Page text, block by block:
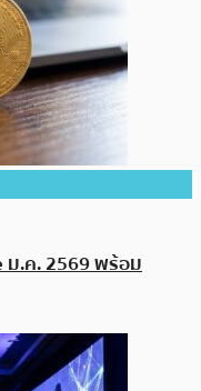
ม.ค. 2569 พร้อม